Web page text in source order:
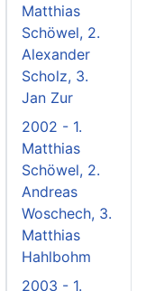
Matthias
Schöwel, 2.
Alexander
Scholz, 3.
Jan Zur
2002 - 1.
Matthias
Schöwel, 2.
Andreas
Woschech, 3.
Matthias
Hahlbohm
2003 - 1.